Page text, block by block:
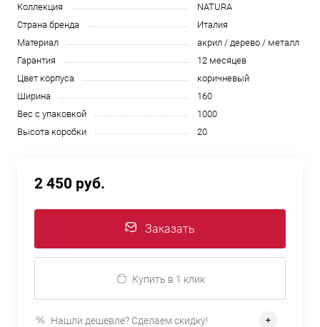
Коллекция
NATURA
Страна бренда
Италия
Материал
акрил / дерево / металл
Гарантия
12 месяцев
Цвет корпуса
коричневый
Ширина
160
Вес с упаковкой
1000
Высота коробки
20
2 450 руб.
Заказать
Купить в 1 клик
Нашли дешевле? Сделаем скидку!